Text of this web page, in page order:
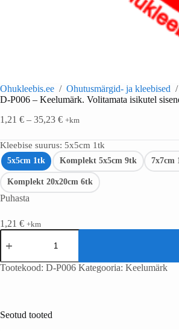
Ohukleebis.ee / Ohutusmärgid- ja kleebised /
D-P006 – Keelumärk. Volitamata isikutel
1,21 € – 35,23 € +km
Kleebise suurus: 5x5cm 1tk
5x5cm 1tk Komplekt 5x5cm 9tk 7x7cm
Komplekt 20x20cm 6tk
Puhasta
1,21 € +km
Tootekood: D-P006 Kategooria: Keelumärk
Seotud tooted